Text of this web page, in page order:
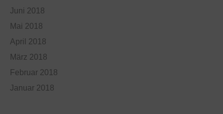
Juni 2018
Mai 2018
April 2018
März 2018
Februar 2018
Januar 2018